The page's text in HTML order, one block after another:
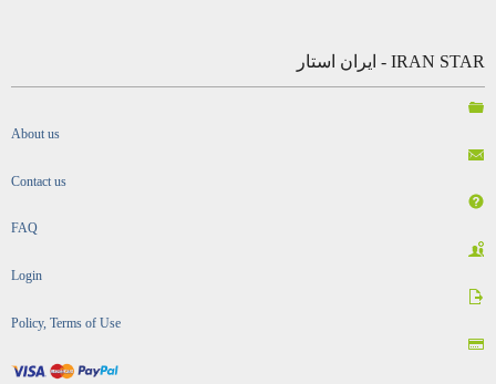
IRAN STAR - ایران استار
About us
Contact us
FAQ
Login
Policy, Terms of Use